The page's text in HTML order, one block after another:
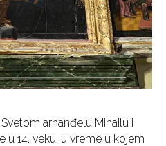
arhanđelu Mihailu i
u 14. veku, u vreme u kojem